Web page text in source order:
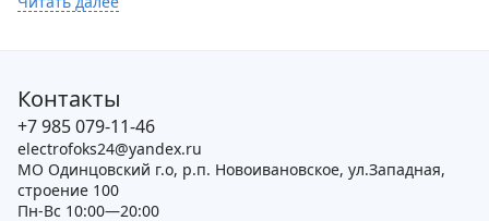
Контакты
+7 985 079-11-46
electrofoks24@yandex.ru
МО Одинцовский г.о, р.п. Новоивановское, ул.Западная,
строение 100
Пн-Вс 10:00—20:00